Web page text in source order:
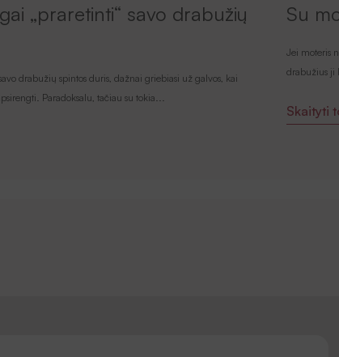
„praretinti“ savo drabužių
drabužių spintos duris, dažnai griebiasi už galvos, kai
Paradoksalu, tačiau su tokia...
Su
Jei moteris
drabužius ji
Skaityti